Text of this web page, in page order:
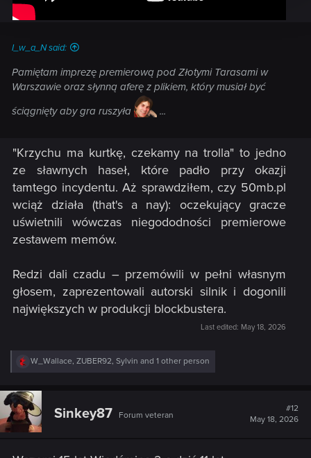
I_w_a_N said:
Pamiętam imprezę premierową pod Złotymi Tarasami w
Warszawie oraz słynną aferę z plikiem, który musiał być
ściągnięty aby gra ruszyła
...
"Krzychu ma kurtkę, czekamy na trolla" to jedno
ze sławnych haseł, które padło przy okazji
tamtego incydentu. Aż sprawdziłem, czy 50mb.pl
wciąż działa (that's a nay): oczekujący gracze
uświetnili wówczas niegododności premierowe
zestawem memów.
Redzi dali czadu – przemówili w pełni własnym
głosem, zaprezentowali autorski silnik i dogonili
największych w produkcji blockbustera.​
Last edited: May 18, 2026
R
e
c
t
i
o
W_Wallace, ZUBER92, Sylvin and 1 other person
Sinkey87 Forum veteran
#12
May 18, 2026